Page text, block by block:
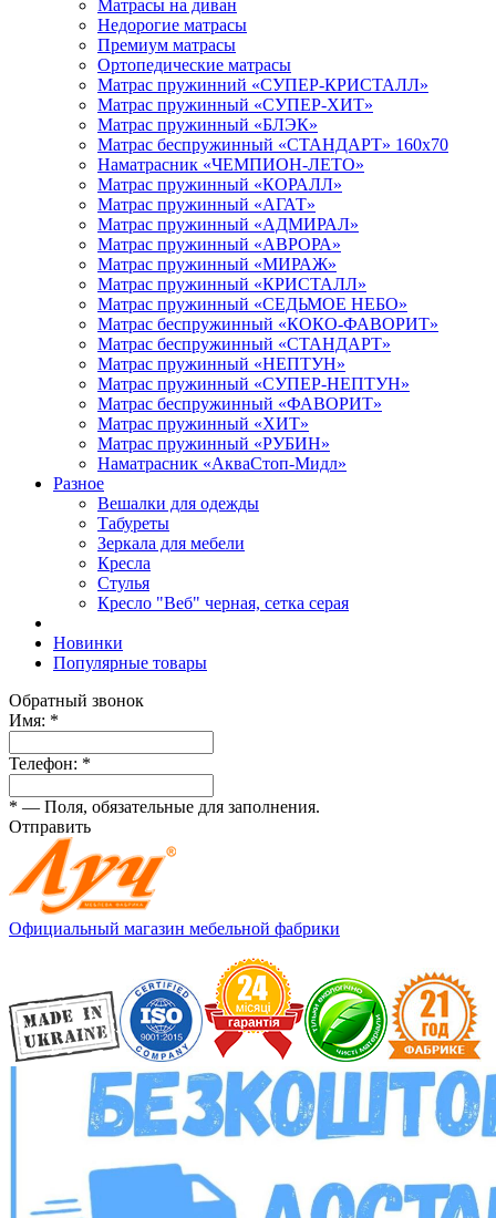
Матрасы на диван
Недорогие матрасы
Премиум матрасы
Ортопедические матрасы
Матрас пружинний «СУПЕР-КРИСТАЛЛ»
Матрас пружинный «СУПЕР-ХИТ»
Матрас пружинный «БЛЭК»
Матрас беспружинный «СТАНДАРТ» 160х70
Наматрасник «ЧЕМПИОН-ЛЕТО»
Матрас пружинный «КОРАЛЛ»
Матрас пружинный «АГАТ»
Матрас пружинный «АДМИРАЛ»
Матрас пружинный «АВРОРА»
Матрас пружинный «МИРАЖ»
Матрас пружинный «КРИСТАЛЛ»
Матрас пружинный «СЕДЬМОЕ НЕБО»
Матрас беспружинный «КОКО-ФАВОРИТ»
Матрас беспружинный «СТАНДАРТ»
Матрас пружинный «НЕПТУН»
Матрас пружинный «СУПЕР-НЕПТУН»
Матрас беспружинный «ФАВОРИТ»
Матрас пружинный «ХИТ»
Матрас пружинный «РУБИН»
Наматрасник «АкваСтоп-Мидл»
Разное
Вешалки для одежды
Табуреты
Зеркала для мебели
Кресла
Стулья
Кресло "Веб" черная, сетка серая
Новинки
Популярные товары
Обратный звонок
Имя: *
Телефон: *
* — Поля, обязательные для заполнения.
Отправить
Официальный магазин мебельной фабрики